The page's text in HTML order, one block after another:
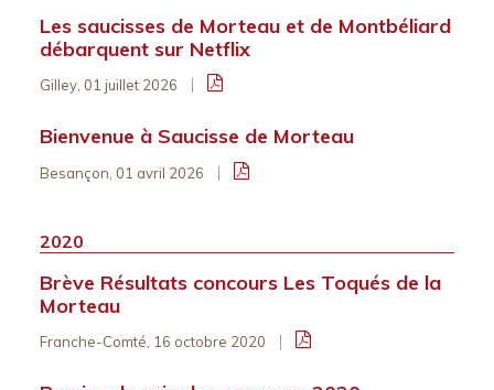
Les saucisses de Morteau et de Montbéliard
débarquent sur Netflix
Gilley, 01 juillet 2026
Bienvenue à Saucisse de Morteau
Besançon, 01 avril 2026
2020
Brève Résultats concours Les Toqués de la
Morteau
Franche-Comté, 16 octobre 2020